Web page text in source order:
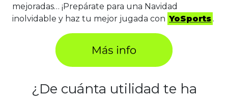
mejoradas… ¡Prepárate para una Navidad
inolvidable y haz tu mejor jugada con YoSports .
¿De cuánta utilidad te ha